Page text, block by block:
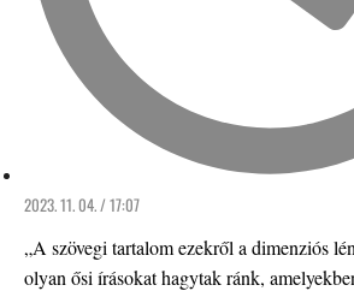
2023. 11. 04. / 17:07
„A szövegi tartalom ezekről a dimenziós
olyan ősi írásokat hagytak ránk,